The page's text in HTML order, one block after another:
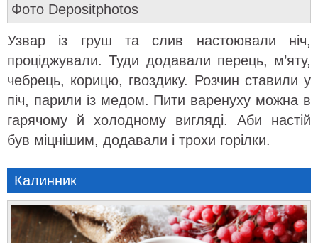
Фото Depositphotos
Узвар із груш та слив настоювали ніч,
проціджували. Туди додавали перець, м’яту,
чебрець, корицю, гвоздику. Розчин ставили у
піч, парили із медом. Пити варенуху можна в
гарячому й холодному вигляді. Аби настій
був міцнішим, додавали і трохи горілки.
Калинник